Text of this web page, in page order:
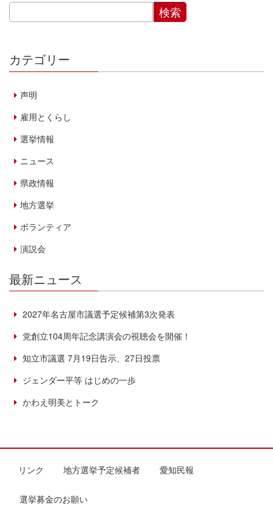
カテゴリー
声明
雇用とくらし
選挙情報
ニュース
県政情報
地方選挙
ボランティア
演説会
最新ニュース
2027年名古屋市議選予定候補第3次発表
党創立104周年記念講演会の視聴会を開催！
知立市議選 7月19日告示、27日投票
ジェンダー平等 はじめの一歩
かわえ明美とトーク
リンク 地方選挙予定候補者 愛知民報
選挙募金のお願い